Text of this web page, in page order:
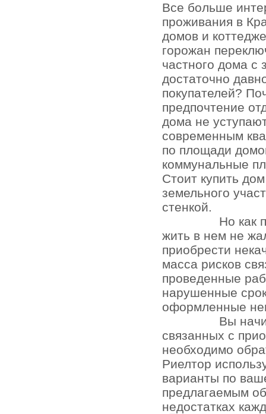
Все больше
проживания в
домов и
горожан
частного дома с
достаточно
покупателей?
предпочтение
дома не
современным
по площади
коммунальные
Стоит купить
земельного
стенкой.
Но как
жить в нем не
приобрести
масса рисков
проведенные
нарушенные
оформленные
Вы
связанных с
необходимо
Риелтор
варианты по
предлагаемым
недостатках